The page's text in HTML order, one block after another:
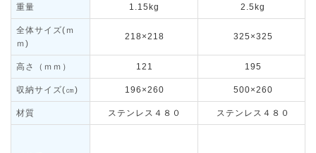
重量 1.15kg 2.5kg
全体サイズ(ｍ
ｍ)
218×218 325×325
高さ（ｍｍ） 121 195
収納サイズ(㎝) 196×260 500×260
材質 ステンレス４８０ ステンレス４８０